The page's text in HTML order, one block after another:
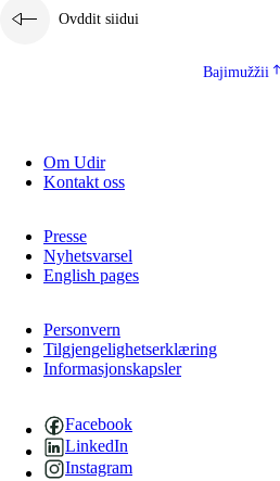
Ovddit siidui
Bajimužžii
Om Udir
Kontakt oss
Presse
Nyhetsvarsel
English pages
Personvern
Tilgjengelighetserklæring
Informasjonskapsler
Facebook
LinkedIn
Instagram